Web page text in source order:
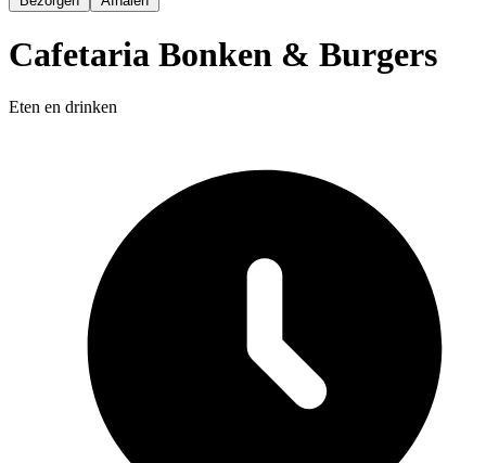
Cafetaria Bonken & Burgers
Eten en drinken